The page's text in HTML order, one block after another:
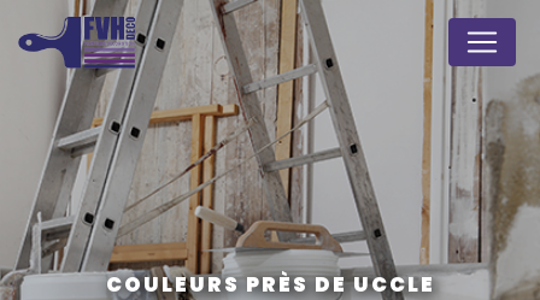
COULEURS PRÈS DE UCCLE
Panneau de gestion des cookies